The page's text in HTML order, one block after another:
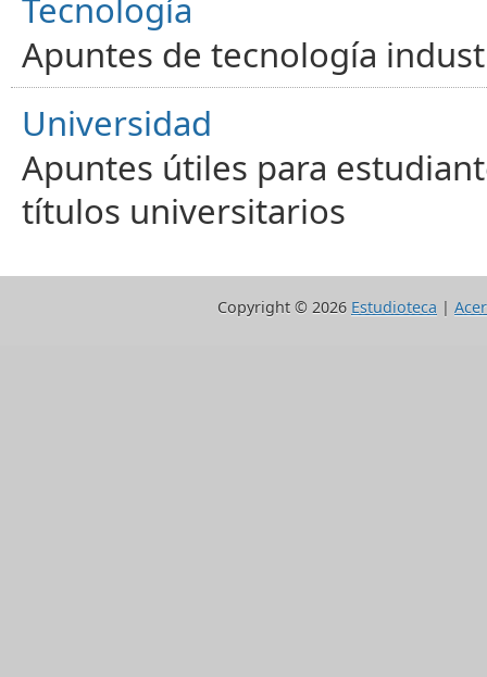
Tecnología
Apuntes de tecnología
Universidad
Apuntes útiles para
títulos universitarios
Copyright © 2026 Estudioteca |